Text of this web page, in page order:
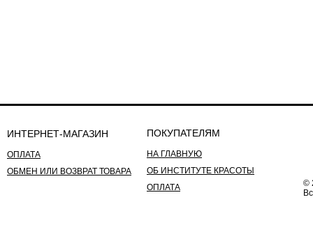
©
ИНТЕРНЕТ-МАГАЗИН
ОПЛАТА
ОБМЕН ИЛИ ВОЗВРАТ ТОВАРА
ПОКУПАТЕЛЯМ
НА ГЛАВНУЮ
ОБ ИНСТИТУТЕ КРАСОТЫ
ОПЛАТА